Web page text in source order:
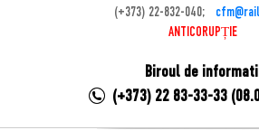
(+373) 22-832-040;
ANTICORUPȚIE
Biroul de
(+373) 22 83-33-33